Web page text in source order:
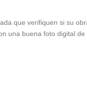
que verifiquen si su
una buena foto digital